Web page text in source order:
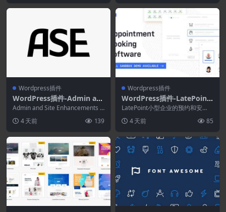
Wordpress插件
WordPress插件-Admin an
d Site Enhancements Pro
8.9.2
Admin and Site Enhancements P
4 天前 139
Wordpress插件
WordPress插件-LatePoint
5.6.10+Addons-WordPress
预约和预订插件
LatePoint小型企业的预约和安
户和管理员来说...
4 天前 85